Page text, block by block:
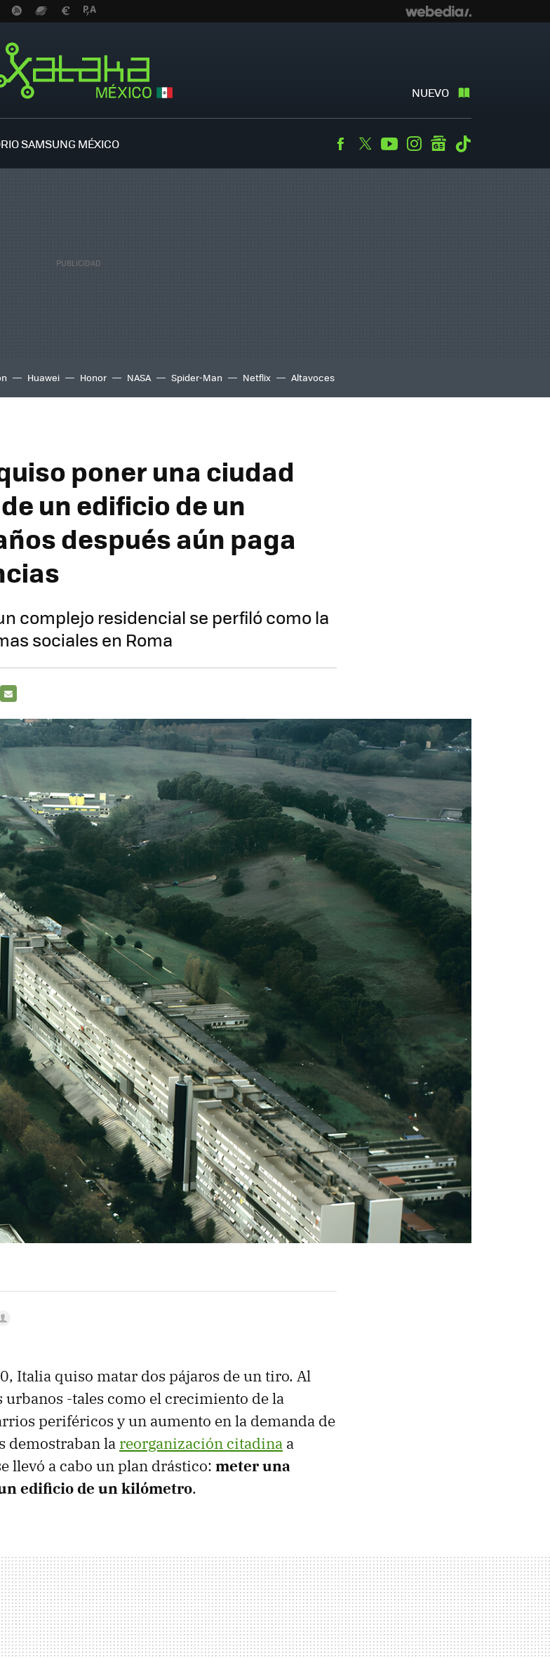
NUEVO
SAMSUNG MÉXICO Facebook
TwitterYoutubeInstagramgooglenews
Huawei Honor NASA Spider-Man Netflix Altavoces
poner una ciudad
un edificio de un
después aún paga
complejo residencial se perfiló como la
sociales en Roma
MAIL
Italia quiso matar dos pájaros de un tiro. Al
-tales como el crecimiento de la
periféricos y un aumento en la demanda de
demostraban la reorganización citadina a
llevó a cabo un plan drástico: meter una
edificio de un kilómetro.